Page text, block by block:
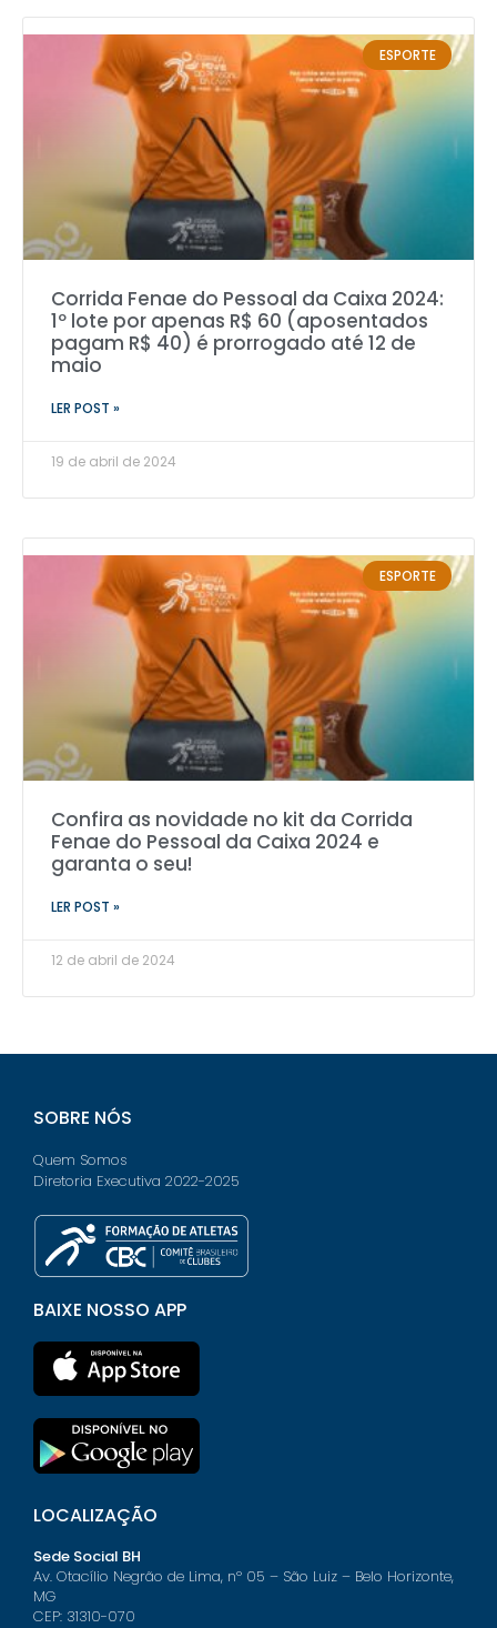
ESPORTE
Corrida Fenae do Pessoal da Caixa 2024:
1º lote por apenas R$ 60 (aposentados
pagam R$ 40) é prorrogado até 12 de
maio
LER POST »
19 de abril de 2024
ESPORTE
Confira as novidade no kit da Corrida
Fenae do Pessoal da Caixa 2024 e
garanta o seu!
LER POST »
12 de abril de 2024
SOBRE NÓS
Quem Somos
Diretoria Executiva 2022-2025
BAIXE NOSSO APP
LOCALIZAÇÃO
Sede Social BH
Av. Otacílio Negrão de Lima, nº 05 – São Luiz – Belo Horizonte,
MG
CEP: 31310-070